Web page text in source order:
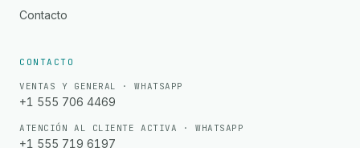
Contacto
CONTACTO
VENTAS Y GENERAL · WHATSAPP
+1 555 706 4469
ATENCIÓN AL CLIENTE ACTIVA · WHATSAPP
+1 555 719 6197